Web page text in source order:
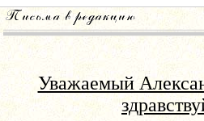
Уважаемый